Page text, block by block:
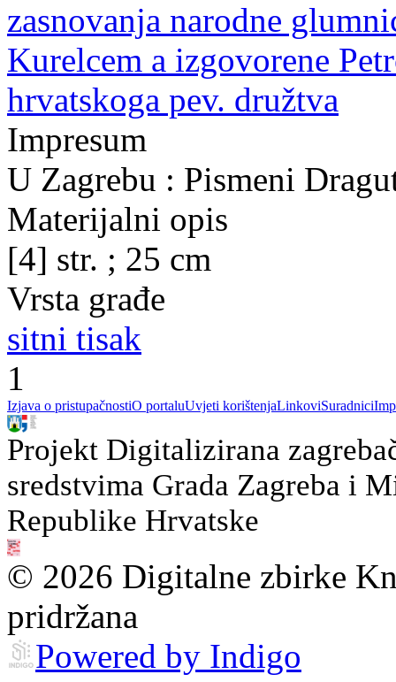
zasnovanja narodne
Kurelcem a izgovorene
hrvatskoga pev. družtva
Impresum
U Zagrebu : Pismeni
Materijalni opis
[4] str. ; 25 cm
Vrsta građe
sitni tisak
1
Izjava o pristupačnostiO portaluUvjeti korištenjaLinkoviSuradnici
Projekt Digitalizirana
sredstvima Grada Zagreba i
Republike Hrvatske
© 2026 Digitalne zbirke
pridržana
Powered by Indigo